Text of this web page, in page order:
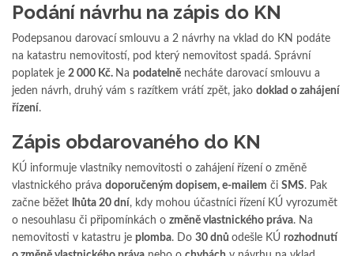
Podání návrhu na zápis do KN
Podepsanou darovací smlouvu a 2 návrhy na vklad do KN podáte
na katastru nemovitostí, pod který nemovitost spadá. Správní
poplatek je 2 000 Kč. Na podatelně necháte darovací smlouvu a
jeden návrh, druhý vám s razítkem vrátí zpět, jako doklad o zahájení
řízení.
Zápis obdarovaného do KN
KÚ informuje vlastníky nemovitosti o zahájení řízení o změně
vlastnického práva doporučeným dopisem, e-mailem či SMS. Pak
začne běžet
lhůta 20 dní, kdy mohou účastníci řízení KÚ vyrozumět
o nesouhlasu či připomínkách o změně vlastnického práva. Na
nemovitosti v katastru je plomba. Do 30 dnů odešle KÚ rozhodnutí